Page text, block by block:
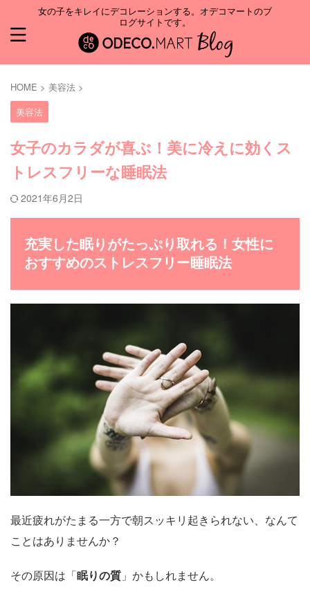
女の子をキレイにデコレーションする。オデコマートのブ
ログサイトです。
HOME > 美容法 >
美容法
女子のカラダが喜ぶ！美に冷えに効くス
トレスフリーな睡眠法
2021年6月2日
充実した眠りがたっぷり取れる！女性に
おすすめのストレスフリー睡眠法
最近疲れがたまる一方で朝スッキリ起きられない、なんて
ことはありませんか？
その原因は「眠りの質 」かもしれません。